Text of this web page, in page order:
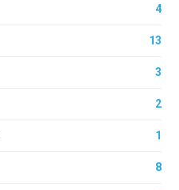
4
13
3
2
1
8